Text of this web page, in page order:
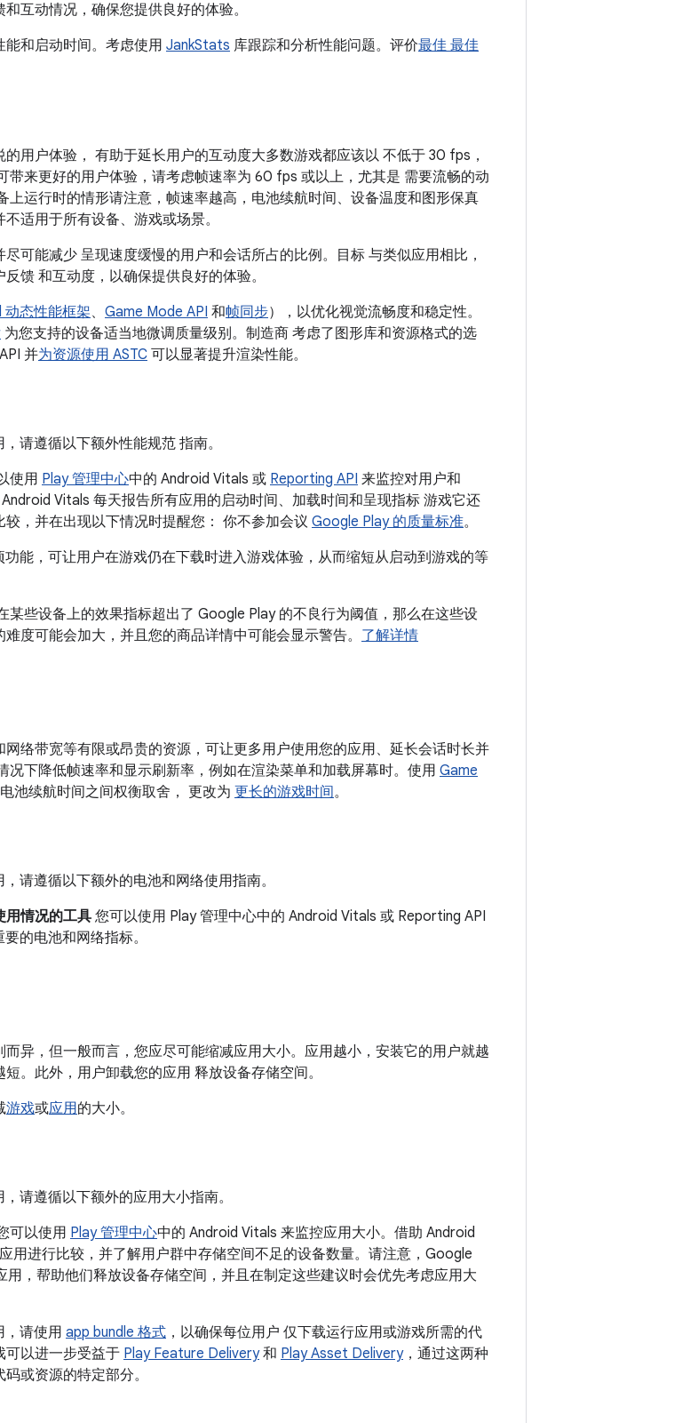
互动情况，确保您提供良好的体验。
能和启动时间。考虑使用 JankStats 库跟踪和分析性能问题。评价最佳 最佳
用户体验， 有助于延长用户的互动度大多数游戏都应该以 不低于 30 fps，
带来更好的用户体验，请考虑帧速率为 60 fps 或以上，尤其是 需要流畅的动
上运行时的情形请注意，帧速率越高，电池续航时间、设备温度和图形保真
适用于所有设备、游戏或场景。
可能减少 呈现速度缓慢的用户和会话所占的比例。目标 与类似应用相比，
馈 和互动度，以确保提供良好的体验。
动态性能框架、 Game Mode API 和帧同步），以优化视觉流畅度和稳定性。
为您支持的设备适当地微调质量级别。制造商 考虑了图形库和资源格式的选
并为资源使用 ASTC 可以显著提升渲染性能。
请遵循以下额外性能规范 指南。
使用 Play 管理中心中的 Android Vitals 或 Reporting API 来监控对用户和
Vitals 每天报告所有应用的启动时间、加载时间和呈现指标 游戏它还
，并在出现以下情况时提醒您： 你不参加会议 Google Play 的质量标准。
功能，可让用户在游戏仍在下载时进入游戏体验，从而缩短从启动到游戏的等
某些设备上的效果指标超出了 Google Play 的不良行为阈值，那么在这些设
度可能会加大，并且您的商品详情中可能会显示警告。 了解详情
络带宽等有限或昂贵的资源，可让更多用户使用您的应用、延长会话时长并
况下降低帧速率和显示刷新率，例如在渲染菜单和加载屏幕时。使用 Game
池续航时间之间权衡取舍， 更改为 更长的游戏时间。
请遵循以下额外的电池和网络使用指南。
用情况的工具 您可以使用 Play 管理中心中的 Android Vitals 或 Reporting API
的电池和网络指标。
异，但一般而言，您应尽可能缩减应用大小。应用越小，安装它的用户就越
。此外，用户卸载您的应用 释放设备存储空间。
游戏或应用的大小。
请遵循以下额外的应用大小指南。
可以使用 Play 管理中心中的 Android Vitals 来监控应用大小。借助 Android
用进行比较，并了解用户群中存储空间不足的设备数量。请注意，Google
用，帮助他们释放设备存储空间，并且在制定这些建议时会优先考虑应用大
，请使用 app bundle 格式 ，以确保每位用户 仅下载运行应用或游戏所需的代
可以进一步受益于 Play Feature Delivery和 Play Asset Delivery，通过这两种
或资源的特定部分。